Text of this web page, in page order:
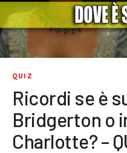
QUIZ
Ricordi se è
Bridgerton o
Charlotte? –